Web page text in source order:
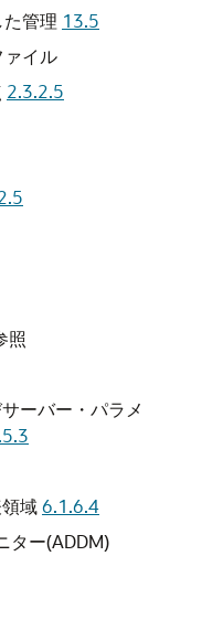
た管理 13.5
ァイル
2.3.2.5
照
ーバー・パラメ
域6.1.6.4
ター(ADDM)